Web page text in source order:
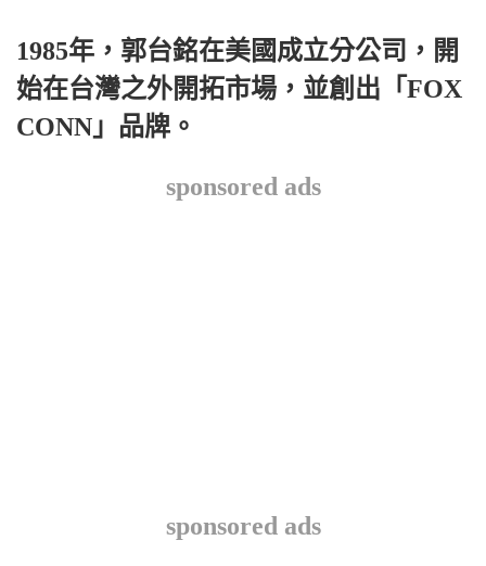
1985年，郭台銘在美國成立分公司，開
始在台灣之外開拓市場，並創出「FOX
CONN」品牌。
sponsored ads
sponsored ads